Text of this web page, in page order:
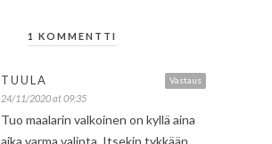
1 KOMMENTTI
Vastaus
TUULA
24/11/2020 at 09:35
Tuo maalarin valkoinen on kyllä aina
aika varma valinta. Itsekin tykkään